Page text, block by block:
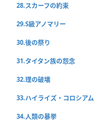
28.スカーフの約束
29.S級アノマリー
30.後の祭り
31.タイタン族の怨念
32.理の破壊
33.ハイライズ・コロシアム
34.人類の暴挙